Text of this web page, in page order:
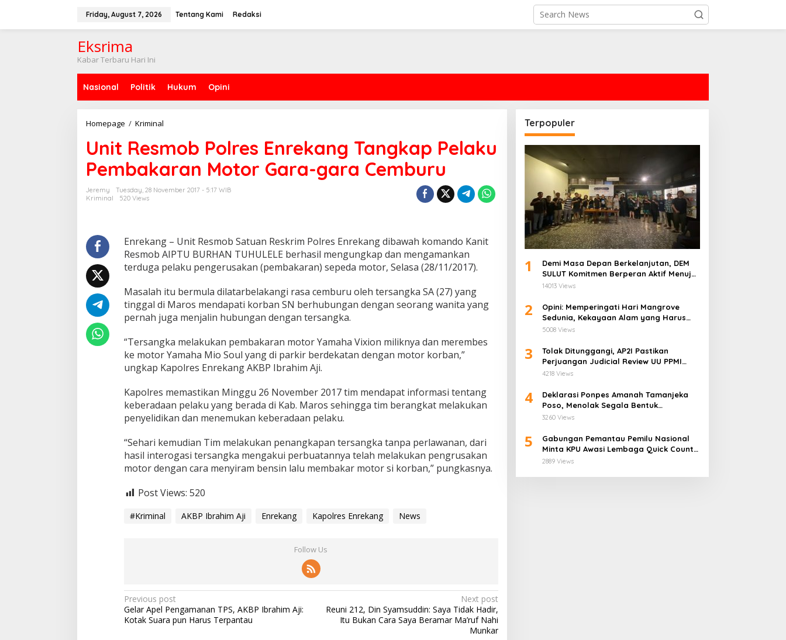
Friday, August 7, 2026 Tentang Kami Redaksi
Eksrima
Kabar Terbaru Hari Ini
Nasional Politik Hukum Opini
Homepage / Kriminal
i
R
e
s
o
l
r
e
E
n
e
a
n
g
n
g
k
p
P
e
l
k
P
a
n
M
Unit Resmob Polres Enrekang Tangkap Pelaku
Pembakaran Motor Gara-gara Cemburu
Jeremy
Tuesday, 28 November 2017 - 5:17 WIB
Kriminal
520 Views
Enrekang – Unit Resmob Satuan Reskrim Polres Enrekang dibawah komando Kanit
Resmob AIPTU BURHAN TUHULELE berhasil mengungkap dan mengamankan
terduga pelaku pengerusakan (pembakaran) sepeda motor, Selasa (28/11/2017).
Masalah itu bermula dilatarbelakangi rasa cemburu oleh tersangka SA (27) yang
tinggal di Maros mendapati korban SN berhubungan dengan seorang wanita yang
pernah juga menjalin hubungan dengan tersangka.
“Tersangka melakukan pembakaran motor Yamaha Vixion miliknya dan merembes
ke motor Yamaha Mio Soul yang di parkir berdekatan dengan motor korban,”
ungkap Kapolres Enrekang AKBP Ibrahim Aji.
Kapolres memastikan Minggu 26 November 2017 tim mendapat informasi tentang
keberadaan pelaku yang berada di Kab. Maros sehingga tim berangkat melakukan
penyelidikan dan menemukan keberadaan pelaku.
“Sehari kemudian Tim melakukan penangkapan tersangka tanpa perlawanan, dari
hasil interogasi tersangka mengakui perbuatannya telah melakukan pengrusakan
motor dengan cara menyiram bensin lalu membakar motor si korban,” pungkasnya.
Post Views: 520
#Kriminal AKBP Ibrahim Aji Enrekang Kapolres Enrekang News
Follow Us
P
o
Previous post
Gelar Apel Pengamanan TPS, AKBP Ibrahim Aji:
Kotak Suara pun Harus Terpantau
Next post
Reuni 212, Din Syamsuddin: Saya Tidak Hadir,
Itu Bukan Cara Saya Beramar Ma’ruf Nahi
Munkar
Terpopuler
1
Demi Masa Depan Berkelanjutan, DEM
SULUT Komitmen Berperan Aktif Menuju
Era Energi Terbarukan di Sulawesi Utara
14013 Views
2
Opini: Memperingati Hari Mangrove
Sedunia, Kekayaan Alam yang Harus
Dijaga
5008 Views
3
Tolak Ditunggangi, AP2I Pastikan
Perjuangan Judicial Review UU PPMI
Demi Anggota Bukan Politis
4218 Views
4
Deklarasi Ponpes Amanah Tamanjeka
Poso, Menolak Segala Bentuk
Radikalisme dan Terorisme
3260 Views
5
Gabungan Pemantau Pemilu Nasional
Minta KPU Awasi Lembaga Quick Count
Lebih Ketat
2889 Views